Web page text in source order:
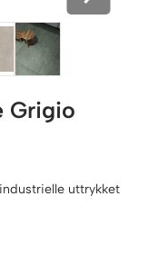
Grigio
uttrykket